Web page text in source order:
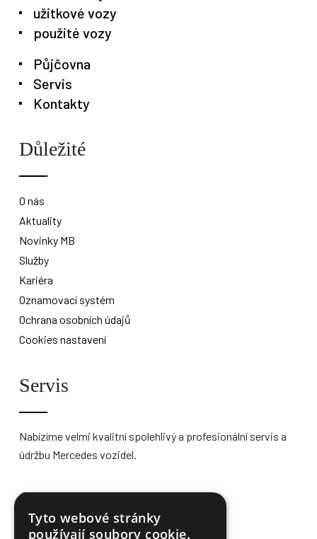
užitkové vozy
použité vozy
Půjčovna
Servis
Kontakty
Důležité
O nás
Aktuality
Novinky MB
Služby
Kariéra
Oznamovací systém
Ochrana osobních údajů
Cookies nastavení
Servis
Nabízíme velmi kvalitní spolehlivý a profesionální servis a
údržbu Mercedes vozidel.
Tyto webové stránky
používají soubory cookie.